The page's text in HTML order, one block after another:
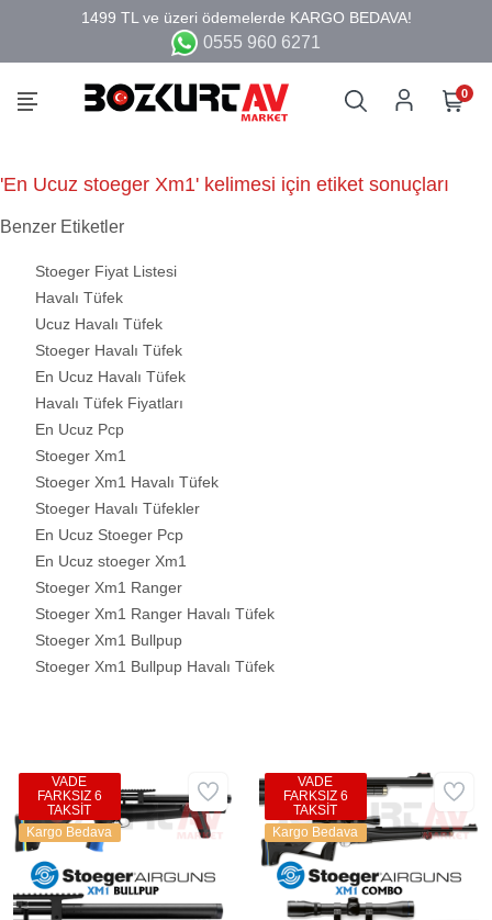
0555 960 6271
0
'En Ucuz stoeger Xm1' kelimesi için etiket sonuçları
Benzer Etiketler
Stoeger Fiyat Listesi
Havalı Tüfek
Ucuz Havalı Tüfek
Stoeger Havalı Tüfek
En Ucuz Havalı Tüfek
Havalı Tüfek Fiyatları
En Ucuz Pcp
Stoeger Xm1
Stoeger Xm1 Havalı Tüfek
Stoeger Havalı Tüfekler
En Ucuz Stoeger Pcp
En Ucuz stoeger Xm1
Stoeger Xm1 Ranger
Stoeger Xm1 Ranger Havalı Tüfek
Stoeger Xm1 Bullpup
Stoeger Xm1 Bullpup Havalı Tüfek
VADE
FARKSIZ 6
TAKSİT
Kargo Bedava
VADE
FARKSIZ 6
TAKSİT
Kargo Bedava